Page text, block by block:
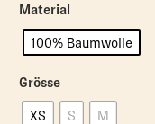
Material
100% Baumwolle
Grösse
XS S M